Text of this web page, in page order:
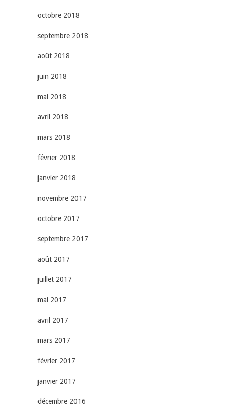
octobre 2018
septembre 2018
août 2018
juin 2018
mai 2018
avril 2018
mars 2018
février 2018
janvier 2018
novembre 2017
octobre 2017
septembre 2017
août 2017
juillet 2017
mai 2017
avril 2017
mars 2017
février 2017
janvier 2017
décembre 2016